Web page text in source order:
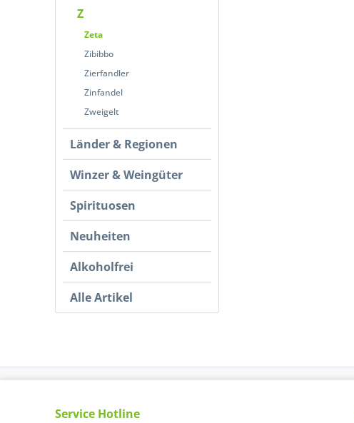
Z
Zeta
Zibibbo
Zierfandler
Zinfandel
Zweigelt
Länder & Regionen
Winzer & Weingüter
Spirituosen
Neuheiten
Alkoholfrei
Alle Artikel
Service Hotline